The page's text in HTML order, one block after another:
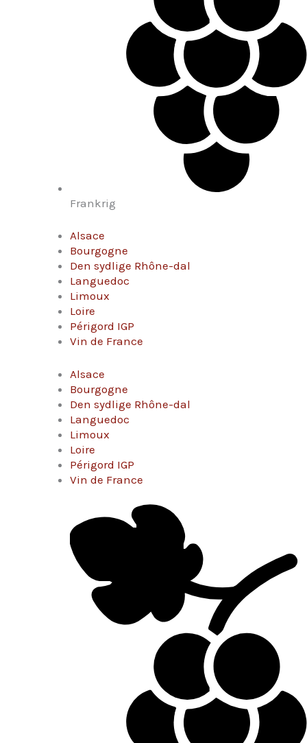
Frankrig
Alsace
Bourgogne
Den sydlige Rhône-dal
Languedoc
Limoux
Loire
Périgord IGP
Vin de France
Alsace
Bourgogne
Den sydlige Rhône-dal
Languedoc
Limoux
Loire
Périgord IGP
Vin de France